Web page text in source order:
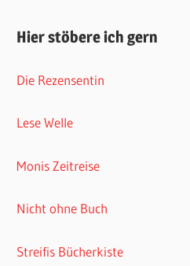
Hier stöbere ich gern
Die Rezensentin
Lese Welle
Monis Zeitreise
Nicht ohne Buch
Streifis Bücherkiste